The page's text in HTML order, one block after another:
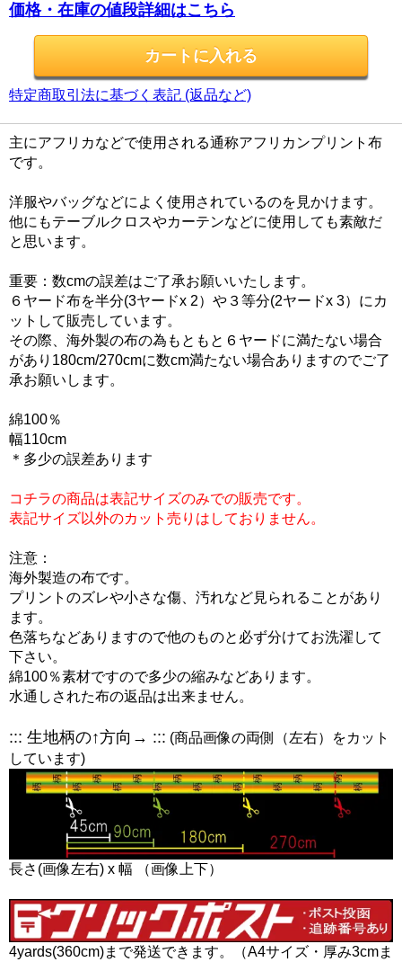
価格・在庫の値段詳細はこちら
特定商取引法に基づく表記 (返品など)
主にアフリカなどで使用される通称アフリカンプリント布
です。
洋服やバッグなどによく使用されているのを見かけます。
他にもテーブルクロスやカーテンなどに使用しても素敵だ
と思います。
重要：数cmの誤差はご了承お願いいたします。
６ヤード布を半分(3ヤードx 2）や３等分(2ヤードx 3）にカ
ットして販売しています。
その際、海外製の布の為もともと６ヤードに満たない場合
があり180cm/270cmに数cm満たない場合ありますのでご了
承お願いします。
綿100％
幅110cm
＊多少の誤差あります
コチラの商品は表記サイズのみでの販売です。
表記サイズ以外のカット売りはしておりません。
注意：
海外製造の布です。
プリントのズレや小さな傷、汚れなど見られることがあり
ます。
色落ちなどありますので他のものと必ず分けてお洗濯して
下さい。
綿100％素材ですので多少の縮みなどあります。
水通しされた布の返品は出来ません。
::: 生地柄の↑方向→ ::: (商品画像の両側（左右）をカット
しています)
長さ(画像左右) x 幅 （画像上下）
4yards(360cm)まで発送できます。（A4サイズ・厚み3cmま